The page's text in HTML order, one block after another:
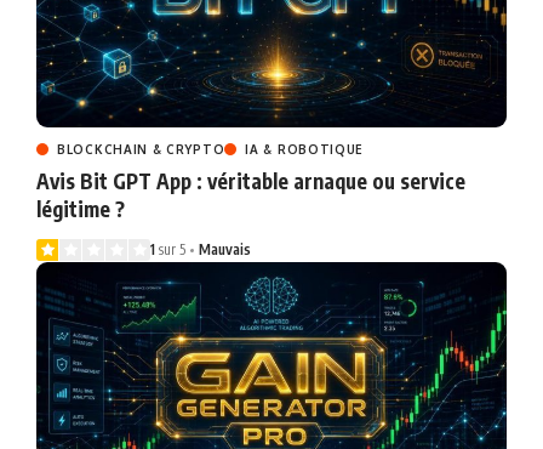
BLOCKCHAIN & CRYPTO IA & ROBOTIQUE
Avis Bit GPT App : véritable arnaque ou service
légitime ?
1 sur 5 Mauvais